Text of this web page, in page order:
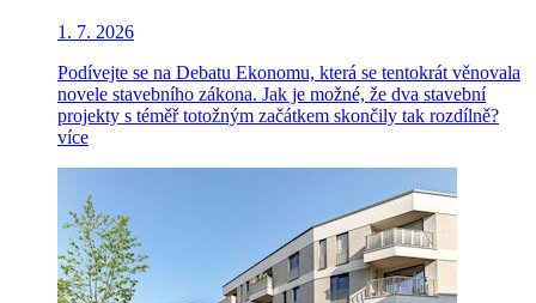
1. 7. 2026
Podívejte se na Debatu Ekonomu, která se tentokrát věnovala
novele stavebního zákona. Jak je možné, že dva stavební
projekty s téměř totožným začátkem skončily tak rozdílně?
více